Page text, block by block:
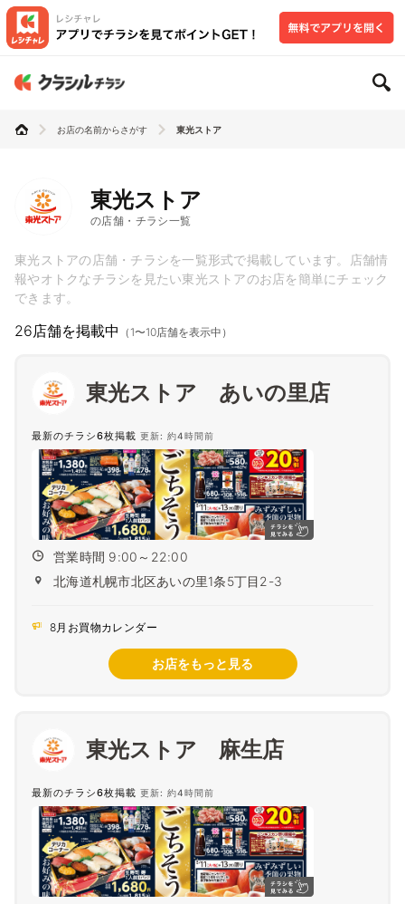
お店の名前からさがす 東光ストア
東光ストア
の店舗・チラシ一覧
東光ストアの店舗・チラシを一覧形式で掲載しています。店舗情
報やオトクなチラシを見たい東光ストアのお店を簡単にチェック
できます。
26店舗を掲載中 （1〜10店舗を表示中）
東光ストア あいの里店
最新のチラシ6枚掲載 更新: 約4時間前
営業時間 9:00～22:00
北海道札幌市北区あいの里1条5丁目2-3
8月お買物カレンダー
お店をもっと見る
東光ストア 麻生店
最新のチラシ6枚掲載 更新: 約4時間前